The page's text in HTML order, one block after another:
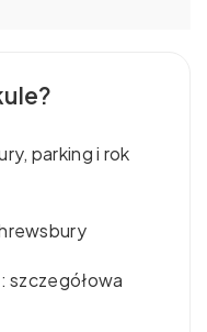
parking i rok
szczegółowa